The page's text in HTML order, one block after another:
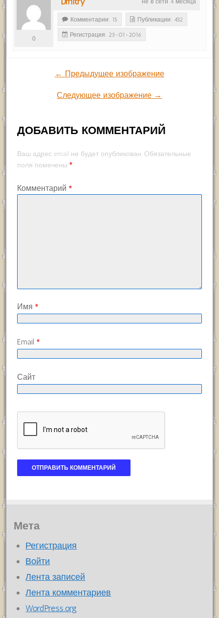
не в сети 4 месяца
0
Комментарии: 15 Публикации: 432
Регистрация: 23-01-2016
← Предыдущее изображение
Следующее изображение →
ДОБАВИТЬ КОММЕНТАРИЙ
Ваш адрес email не будет опубликован. Обязательные
поля помечены *
Комментарий *
Имя *
Email *
Сайт
Мета
Регистрация
Войти
Лента записей
Лента комментариев
WordPress.org